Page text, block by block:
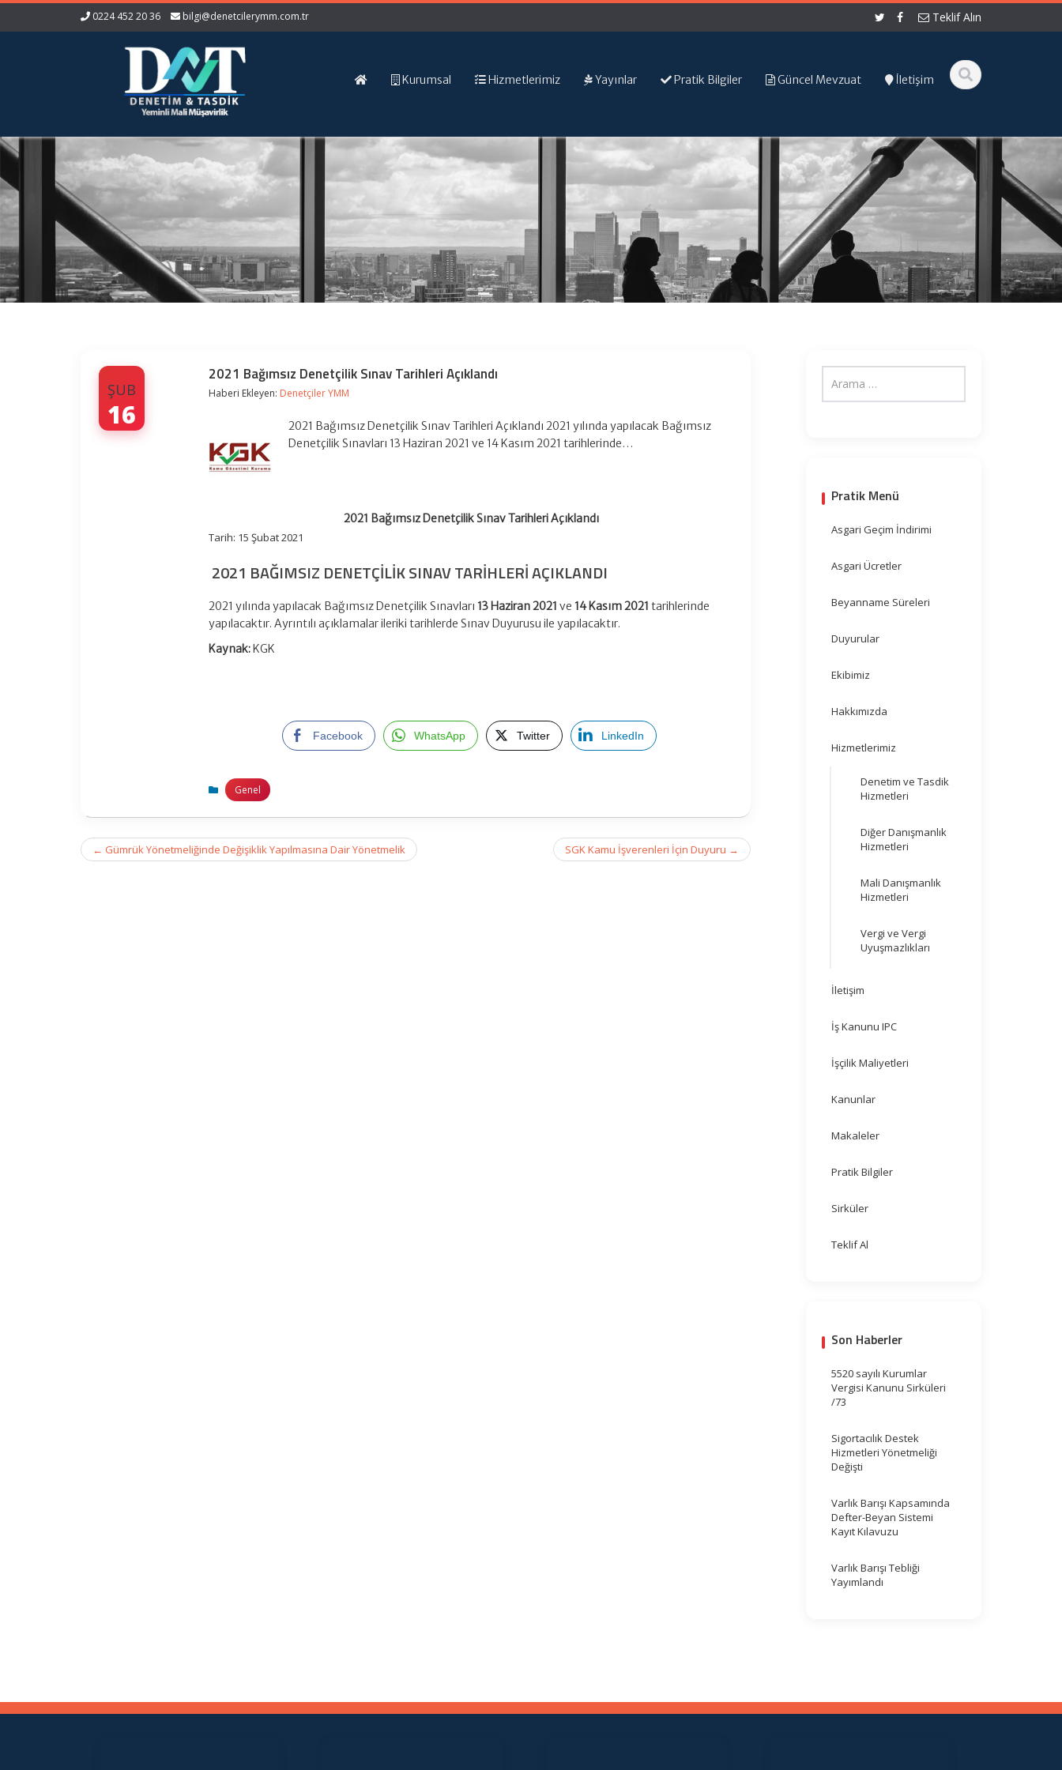
0224 452 20 36 bilgi@denetcilerymm.com.tr Teklif Alın
Kurumsal Hizmetlerimiz Yayınlar Pratik Bilgiler Güncel Mevzuat İletişim
ŞUB
16
2021 Bağımsız Denetçilik Sınav Tarihleri Açıklandı
Haberi Ekleyen: Denetçiler YMM
2021 Bağımsız Denetçilik Sınav Tarihleri Açıklandı 2021 yılında yapılacak Bağımsız
Denetçilik Sınavları 13 Haziran 2021 ve 14 Kasım 2021 tarihlerinde…
2021 Bağımsız Denetçilik Sınav Tarihleri Açıklandı
Tarih: 15 Şubat 2021
2021 BAĞIMSIZ DENETÇILIK SINAV TARIHLERI AÇIKLANDI
2021 yılında yapılacak Bağımsız Denetçilik Sınavları13 Haziran 2021 ve14 Kasım 2021 tarihlerinde
yapılacaktır. Ayrıntılı açıklamalar ileriki tarihlerde Sınav Duyurusu ile yapılacaktır.
Kaynak: KGK
Facebook WhatsApp Twitter LinkedIn
Genel
Post
navigation
← Gümrük Yönetmeliğinde Değişiklik Yapılmasına Dair Yönetmelik SGK Kamu İşverenleri İçin Duyuru →
Pratik Menü
Asgari Geçim İndirimi
Asgari Ücretler
Beyanname Süreleri
Duyurular
Ekibimiz
Hakkımızda
Hizmetlerimiz
Denetim ve Tasdik
Hizmetleri
Diğer Danışmanlık
Hizmetleri
Mali Danışmanlık
Hizmetleri
Vergi ve Vergi
Uyuşmazlıkları
İletişim
İş Kanunu IPC
İşçilik Maliyetleri
Kanunlar
Makaleler
Pratik Bilgiler
Sirküler
Teklif Al
Son Haberler
5520 sayılı Kurumlar
Vergisi Kanunu Sirküleri
/73
Sigortacılık Destek
Hizmetleri Yönetmeliği
Değişti
Varlık Barışı Kapsamında
Defter-Beyan Sistemi
Kayıt Kılavuzu
Varlık Barışı Tebliği
Yayımlandı